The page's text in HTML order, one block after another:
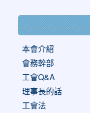
本會介紹
會務幹部
工會Q&A
理事長的話
工會法